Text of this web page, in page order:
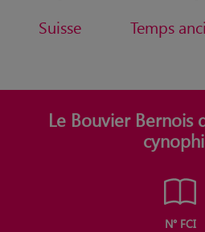
Suisse Temps
Le Bouvier Bernois
N° FCI